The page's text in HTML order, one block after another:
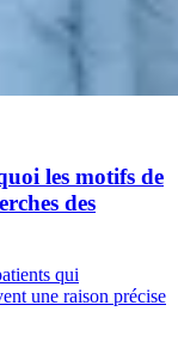
les motifs de
des
qui
une raison précise